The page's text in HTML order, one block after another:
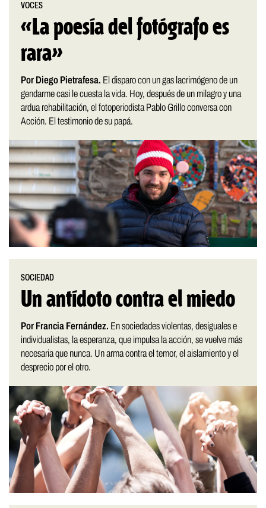
VOCES
«La poesía del fotógrafo es
rara»
Por Diego Pietrafesa. El disparo con un gas lacrimógeno de un
gendarme casi le cuesta la vida. Hoy, después de un milagro y una
ardua rehabilitación, el fotoperiodista Pablo Grillo conversa con
Acción. El testimonio de su papá.
SOCIEDAD
Un antídoto contra el miedo
Por Francia Fernández. En sociedades violentas, desiguales e
individualistas, la esperanza, que impulsa la acción, se vuelve más
necesaria que nunca. Un arma contra el temor, el aislamiento y el
desprecio por el otro.